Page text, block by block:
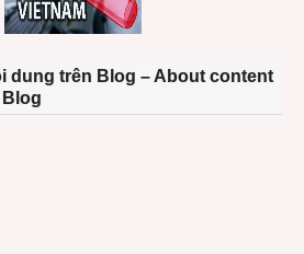
dung trên Blog – About content